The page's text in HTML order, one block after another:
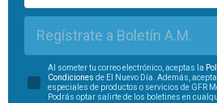
Regístrate a Boletín A.M.
Al someter tu correo electrónico, aceptas la
Condiciones de El Nuevo Día. Además,
especiales de productos o servicios de GFR
Podrás optar salirte de los boletines en